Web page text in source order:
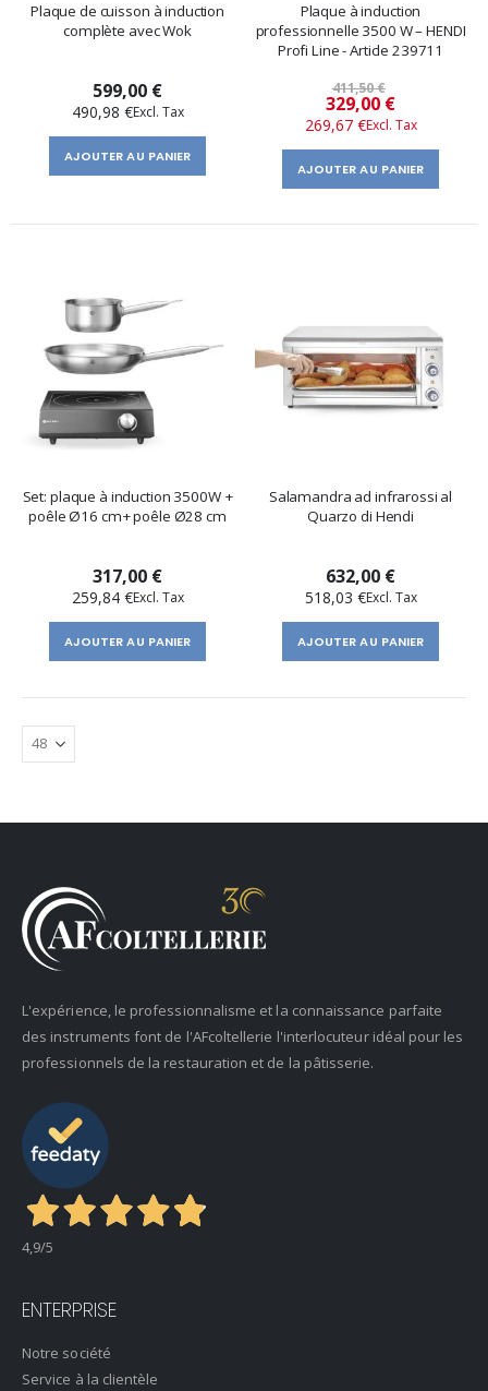
Plaque de cuisson à induction
complète avec Wok
599,00 €
490,98 €
AJOUTER AU PANIER
Plaque à induction
professionnelle 3500 W – HENDI
Profi Line - Article 239711
411,50 €
Prix
spécial
329,00 €
269,67 €
AJOUTER AU PANIER
Set: plaque à induction 3500W +
poêle Ø16 cm+ poêle Ø28 cm
317,00 €
259,84 €
AJOUTER AU PANIER
Salamandra ad infrarossi al
Quarzo di Hendi
632,00 €
518,03 €
AJOUTER AU PANIER
L'expérience, le professionnalisme et la connaissance parfaite
des instruments font de l'AFcoltellerie l'interlocuteur idéal pour les
professionnels de la restauration et de la pâtisserie.
4,9/5
ENTERPRISE
Notre société
Service à la clientèle